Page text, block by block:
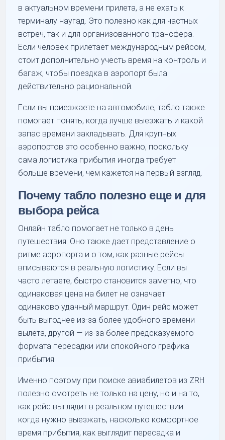
в актуальном времени прилета, а не ехать к
терминалу наугад. Это полезно как для частных
встреч, так и для организованного трансфера.
Если человек прилетает международным рейсом,
стоит дополнительно учесть время на контроль и
багаж, чтобы поездка в аэропорт была
действительно рациональной.
Если вы приезжаете на автомобиле, табло также
помогает понять, когда лучше выезжать и какой
запас времени закладывать. Для крупных
аэропортов это особенно важно, поскольку
сама логистика прибытия иногда требует
больше времени, чем кажется на первый взгляд.
Почему табло полезно еще и для
выбора рейса
Онлайн табло помогает не только в день
путешествия. Оно также дает представление о
ритме аэропорта и о том, как разные рейсы
вписываются в реальную логистику. Если вы
часто летаете, быстро становится заметно, что
одинаковая цена на билет не означает
одинаково удачный маршрут. Один рейс может
быть выгоднее из-за более удобного времени
вылета, другой — из-за более предсказуемого
формата пересадки или спокойного графика
прибытия.
Именно поэтому при поиске авиабилетов из ZRH
полезно смотреть не только на цену, но и на то,
как рейс выглядит в реальном путешествии:
когда нужно выезжать, насколько комфортное
время прибытия, как выглядит пересадка и